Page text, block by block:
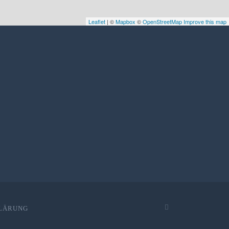
Leaflet | ©Mapbox ©OpenStreetMap Improve this map